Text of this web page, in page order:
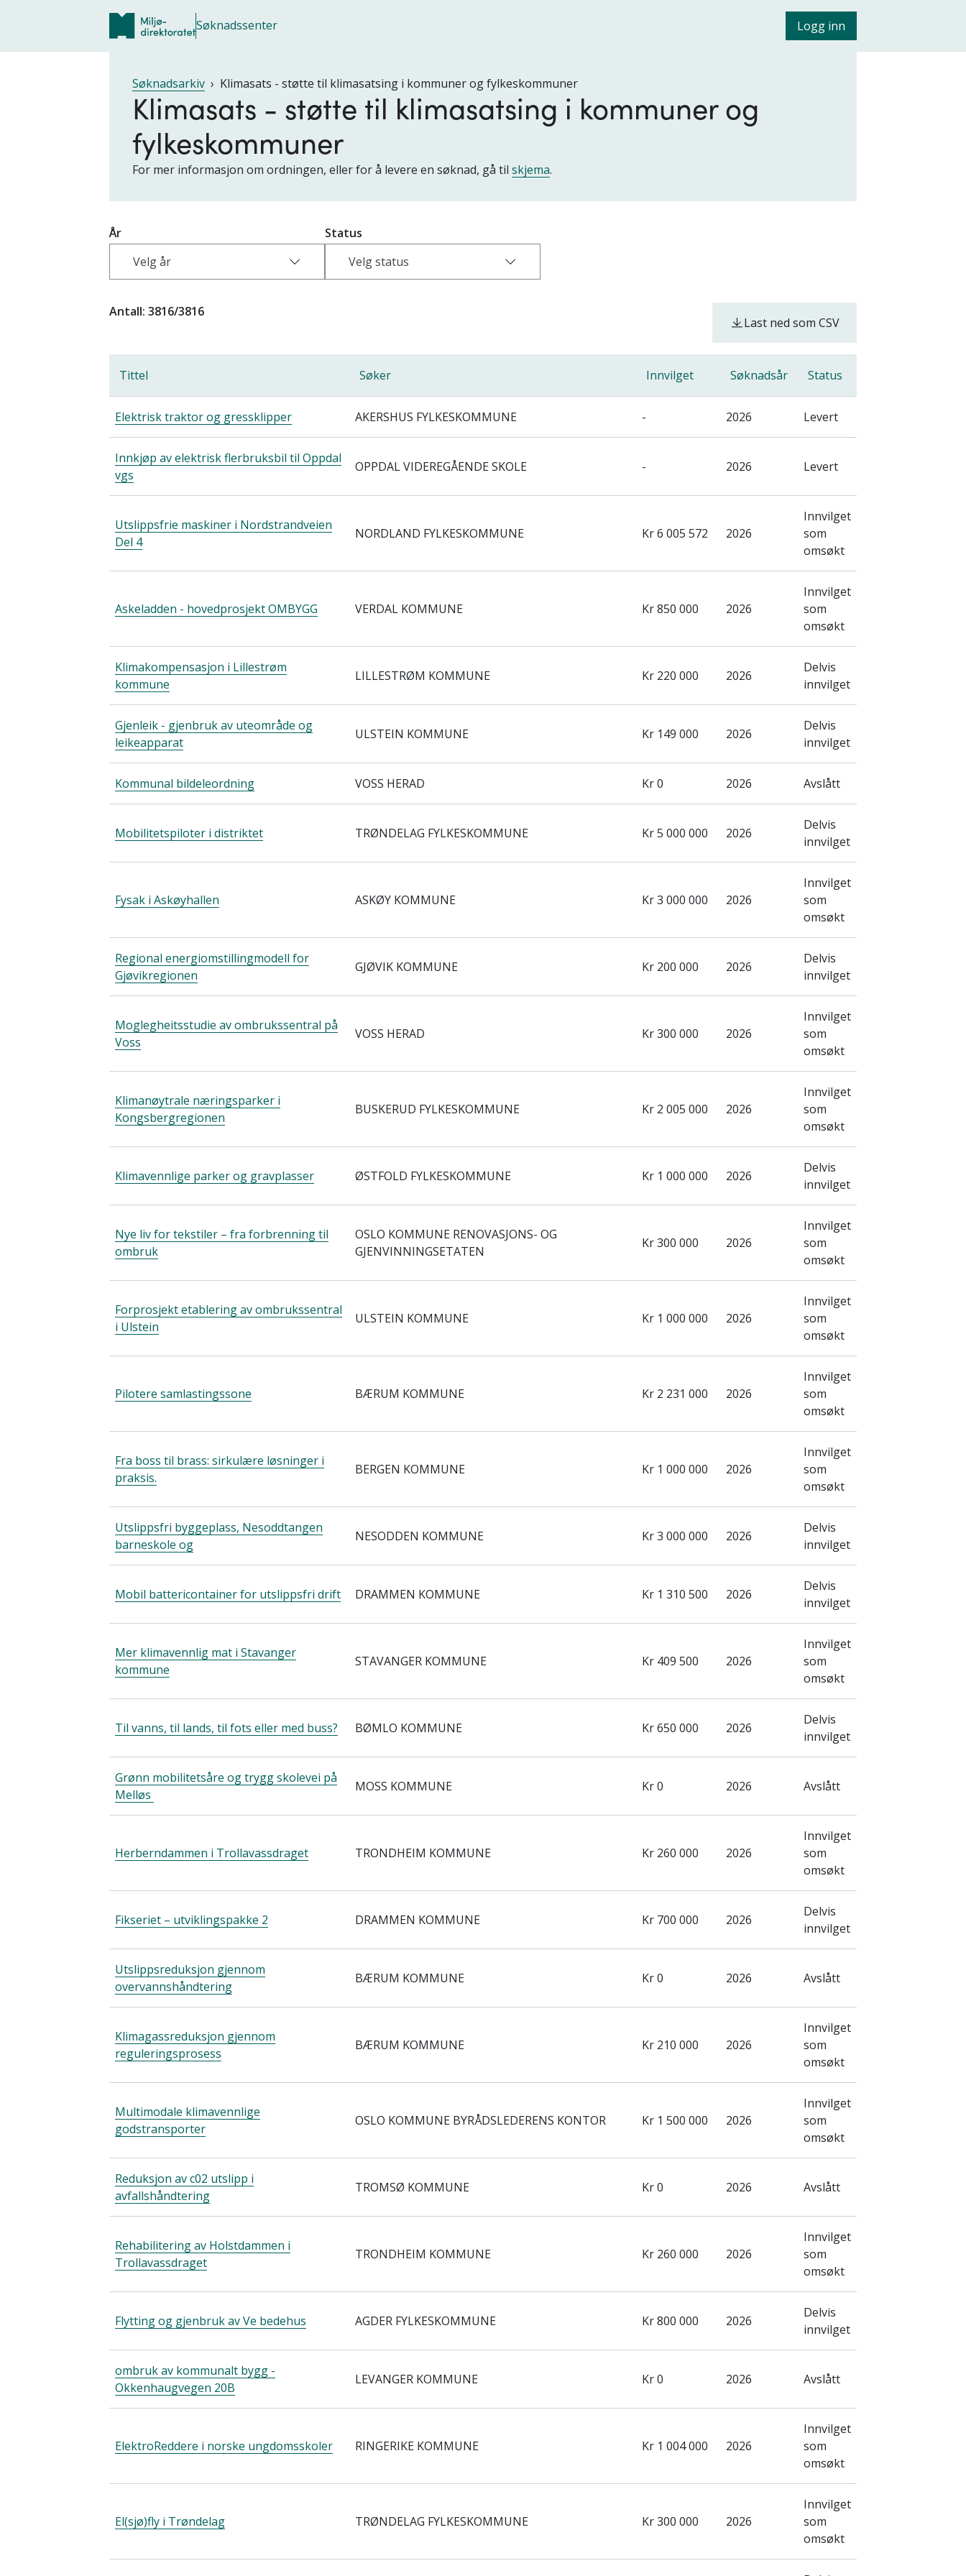
Søknadssenter Logg inn
Søknadsarkiv Klimasats - støtte til klimasatsing i kommuner og fylkeskommuner
Klimasats - støtte til klimasatsing i kommuner og
fylkeskommuner
For mer informasjon om ordningen, eller for å levere en søknad, gå til skjema.
År
Velg år
Status
Velg status
Antall: 3816/3816
Last ned som CSV
Tittel Søker Innvilget Søknadsår Status
Elektrisk traktor og gressklipper AKERSHUS FYLKESKOMMUNE - 2026 Levert
Innkjøp av elektrisk flerbruksbil til Oppdal
vgs
OPPDAL VIDEREGÅENDE SKOLE - 2026 Levert
Utslippsfrie maskiner i Nordstrandveien
Del 4
NORDLAND FYLKESKOMMUNE Kr 6 005 572 2026
Innvilget
som
omsøkt
Askeladden - hovedprosjekt OMBYGG VERDAL KOMMUNE Kr 850 000 2026
Innvilget
som
omsøkt
Klimakompensasjon i Lillestrøm
kommune
LILLESTRØM KOMMUNE Kr 220 000 2026
Delvis
innvilget
Gjenleik - gjenbruk av uteområde og
leikeapparat
ULSTEIN KOMMUNE Kr 149 000 2026
Delvis
innvilget
Kommunal bildeleordning VOSS HERAD Kr 0 2026 Avslått
Mobilitetspiloter i distriktet TRØNDELAG FYLKESKOMMUNE Kr 5 000 000 2026
Delvis
innvilget
Fysak i Askøyhallen ASKØY KOMMUNE Kr 3 000 000 2026
Innvilget
som
omsøkt
Regional energiomstillingmodell for
Gjøvikregionen
GJØVIK KOMMUNE Kr 200 000 2026
Delvis
innvilget
Moglegheitsstudie av ombrukssentral på
Voss
VOSS HERAD Kr 300 000 2026
Innvilget
som
omsøkt
Klimanøytrale næringsparker i
Kongsbergregionen
BUSKERUD FYLKESKOMMUNE Kr 2 005 000 2026
Innvilget
som
omsøkt
Klimavennlige parker og gravplasser ØSTFOLD FYLKESKOMMUNE Kr 1 000 000 2026
Delvis
innvilget
Nye liv for tekstiler – fra forbrenning til
ombruk
OSLO KOMMUNE RENOVASJONS- OG
GJENVINNINGSETATEN
Kr 300 000 2026
Innvilget
som
omsøkt
Forprosjekt etablering av ombrukssentral
i Ulstein
ULSTEIN KOMMUNE Kr 1 000 000 2026
Innvilget
som
omsøkt
Pilotere samlastingssone BÆRUM KOMMUNE Kr 2 231 000 2026
Innvilget
som
omsøkt
Fra boss til brass: sirkulære løsninger i
praksis.
BERGEN KOMMUNE Kr 1 000 000 2026
Innvilget
som
omsøkt
Utslippsfri byggeplass, Nesoddtangen
barneskole og
NESODDEN KOMMUNE Kr 3 000 000 2026
Delvis
innvilget
Mobil battericontainer for utslippsfri drift DRAMMEN KOMMUNE Kr 1 310 500 2026
Delvis
innvilget
Mer klimavennlig mat i Stavanger
kommune
STAVANGER KOMMUNE Kr 409 500 2026
Innvilget
som
omsøkt
Til vanns, til lands, til fots eller med buss? BØMLO KOMMUNE Kr 650 000 2026
Delvis
innvilget
Grønn mobilitetsåre og trygg skolevei på
Melløs
MOSS KOMMUNE Kr 0 2026 Avslått
Herberndammen i Trollavassdraget TRONDHEIM KOMMUNE Kr 260 000 2026
Innvilget
som
omsøkt
Fikseriet – utviklingspakke 2 DRAMMEN KOMMUNE Kr 700 000 2026
Delvis
innvilget
Utslippsreduksjon gjennom
overvannshåndtering
BÆRUM KOMMUNE Kr 0 2026 Avslått
Klimagassreduksjon gjennom
reguleringsprosess
BÆRUM KOMMUNE Kr 210 000 2026
Innvilget
som
omsøkt
Multimodale klimavennlige
godstransporter
OSLO KOMMUNE BYRÅDSLEDERENS KONTOR Kr 1 500 000 2026
Innvilget
som
omsøkt
Reduksjon av c02 utslipp i
avfallshåndtering
TROMSØ KOMMUNE Kr 0 2026 Avslått
Rehabilitering av Holstdammen i
Trollavassdraget
TRONDHEIM KOMMUNE Kr 260 000 2026
Innvilget
som
omsøkt
Flytting og gjenbruk av Ve bedehus AGDER FYLKESKOMMUNE Kr 800 000 2026
Delvis
innvilget
ombruk av kommunalt bygg -
Okkenhaugvegen 20B
LEVANGER KOMMUNE Kr 0 2026 Avslått
ElektroReddere i norske ungdomsskoler RINGERIKE KOMMUNE Kr 1 004 000 2026
Innvilget
som
omsøkt
El(sjø)fly i Trøndelag TRØNDELAG FYLKESKOMMUNE Kr 300 000 2026
Innvilget
som
omsøkt